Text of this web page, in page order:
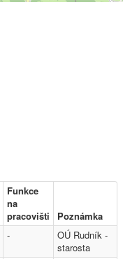
Funkce
na
pracovišti
Poznámka
-
OÚ Rudník -
starosta